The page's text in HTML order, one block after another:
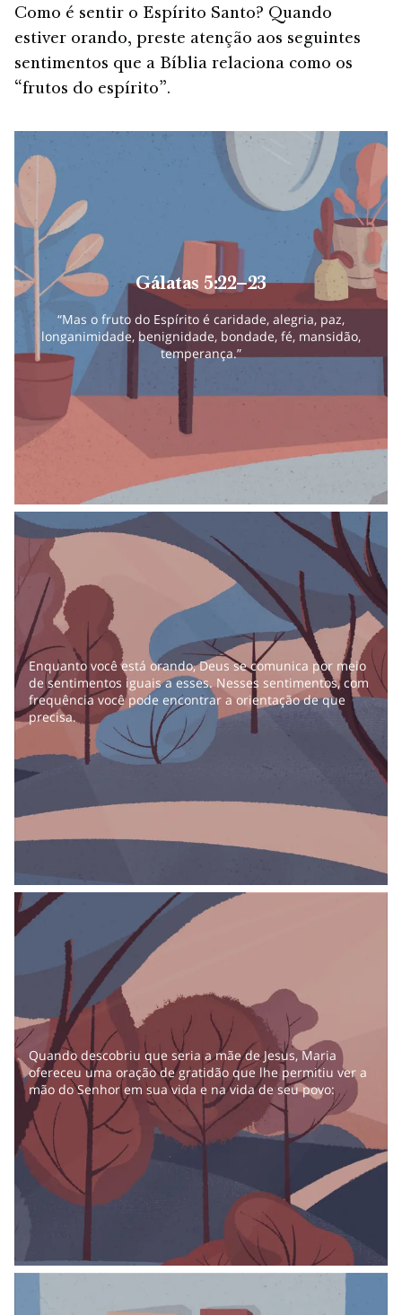
Como é sentir o Espírito Santo? Quando
estiver orando, preste atenção aos seguintes
sentimentos que a Bíblia relaciona como os
“frutos do espírito”.
Gálatas 5:22–23
“Mas o fruto do Espírito é caridade, alegria, paz,
longanimidade, benignidade, bondade, fé, mansidão,
temperança.”
Enquanto você está orando, Deus se comunica por meio
de sentimentos iguais a esses. Nesses sentimentos, com
frequência você pode encontrar a orientação de que
precisa.
Quando descobriu que seria a mãe de Jesus, Maria
ofereceu uma oração de gratidão que lhe permitiu ver a
mão do Senhor em sua vida e na vida de seu povo: